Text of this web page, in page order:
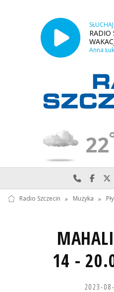
RADIO
Anna
22
Radio Szczecin » Muzyka »
14 -
2023-